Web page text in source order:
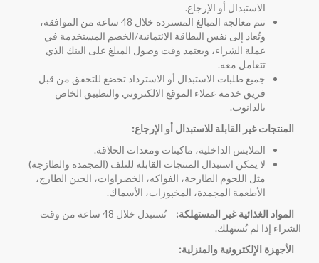
الاستبدال أو الإرجاع.
تتم معالجة المبالغ المستردة خلال 48 ساعة من الموافقة،
وتُعاد إلى نفس البطاقة الائتمانية/الخصم المستخدمة في
عملة الشراء، ويعتمد وقت وصول المبلغ على البنك الذي
تتعامل معه.
جميع طلبات الاستبدال أو الاسترداد تخضع للتحقق من قبل
فريق خدمة عملاء الموقع الالكتروني والتطبيق الخاص
بالدانوب.
المنتجات غير القابلة للاستبدال أو الإرجاع:
الملابس الداخلية، ماكينات ومعدات الحلاقة.
لا يمكن استبدال المنتجات القابلة للتلف (المجمدة والطازجة)
مثل اللحوم الطازجة، الفواكه، الخضراوات، الجبن الطازج،
الأطعمة المجمدة، المخبوزات، الأسماك.
المواد الغذائية غير المستهلكة:
تُستبدل خلال 48 ساعة من وقت
الشراء إذا لم تُستهلك.
الأجهزة الإلكترونية والمنزلية: